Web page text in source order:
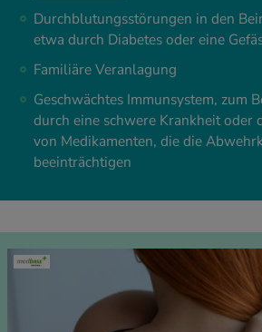
Durchblutungsstörungen in den
etwa durch Diabetes oder eine
Familiäre Veranlagung
Geschwächtes Immunsystem, zum
durch eine schwere Krankheit oder
von Medikamenten, die die
beeinträchtigen